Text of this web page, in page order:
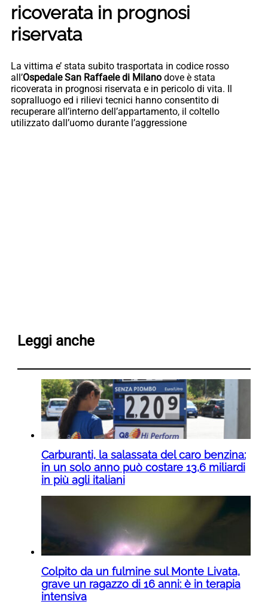
ricoverata in prognosi
riservata
La vittima e’ stata subito trasportata in codice rosso
all’Ospedale San Raffaele di Milano dove è stata
ricoverata in prognosi riservata e in pericolo di vita. Il
sopralluogo ed i rilievi tecnici hanno consentito di
recuperare all’interno dell’appartamento, il coltello
utilizzato dall’uomo durante l’aggressione
Leggi anche
Carburanti, la salassata del caro benzina:
in un solo anno può costare 13,6 miliardi
in più agli italiani
Colpito da un fulmine sul Monte Livata,
grave un ragazzo di 16 anni: è in terapia
intensiva